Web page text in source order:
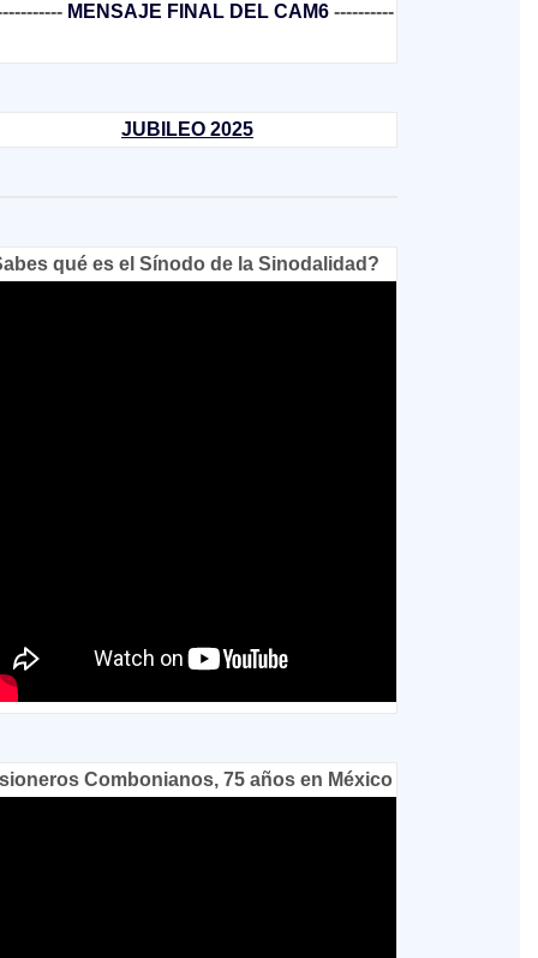
MENSAJE FINAL DEL CAM6 ----------
JUBILEO 2025
qué es el Sínodo de la Sinodalidad?
Combonianos, 75 años en México